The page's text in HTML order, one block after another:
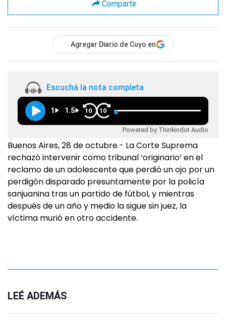
Compartir
Agregar Diario de Cuyo en
Escuchá la nota completa
1 1.5 10 10
Powered by Thinkindot Audio
Buenos Aires, 28 de octubre.- La Corte Suprema
rechazó intervenir como tribunal ‘originario‘ en el
reclamo de un adolescente que perdió un ojo por un
perdigón disparado presuntamente por la policía
sanjuanina tras un partido de fútbol, y mientras
después de un año y medio la sigue sin juez, la
víctima murió en otro accidente.
LEÉ ADEMÁS